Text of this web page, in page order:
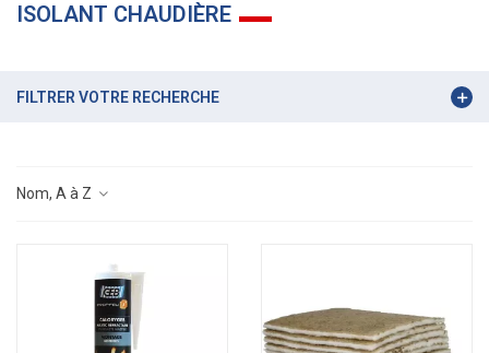
ISOLANT CHAUDIÈRE
FILTRER VOTRE RECHERCHE
Nom, A à Z